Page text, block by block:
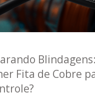
Fita de Cobre